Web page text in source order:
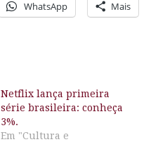
WhatsApp Mais
Netflix lança primeira
série brasileira: conheça
3%.
Em "Cultura e